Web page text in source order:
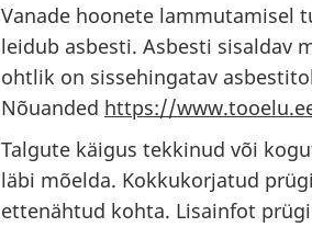
Vanade hoonete lammutamisel
leidub asbesti. Asbesti sisaldav
ohtlik on sissehingatav
Nõuanded https://
Talgute käigus tekkinud või
läbi mõelda. Kokkukorjatud
ettenähtud kohta. Lisainfot